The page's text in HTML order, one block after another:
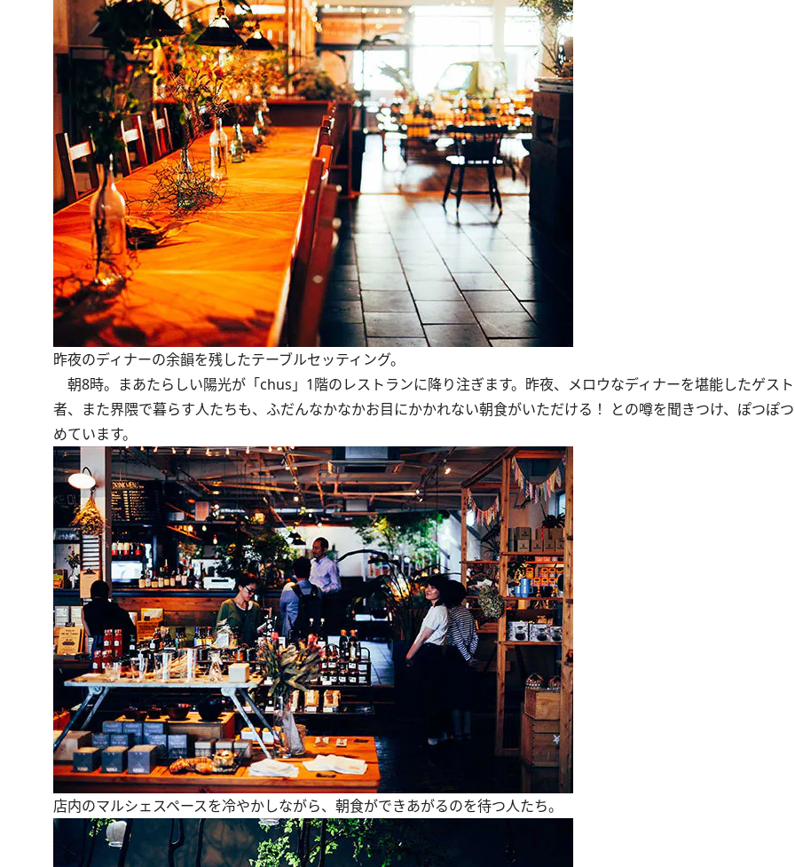
昨夜のディナーの余韻を残したテーブルセッティング。
朝8時。まあたらしい陽光が「chus」1階のレストランに降り注ぎます。昨夜、メロウなディナーを堪能したゲス
者、また界隈で暮らす人たちも、ふだんなかなかお目にかかれない朝食がいただける！ との噂を聞きつけ、ぽつぽ
めています。
店内のマルシェスペースを冷やかしながら、朝食ができあがるのを待つ人たち。